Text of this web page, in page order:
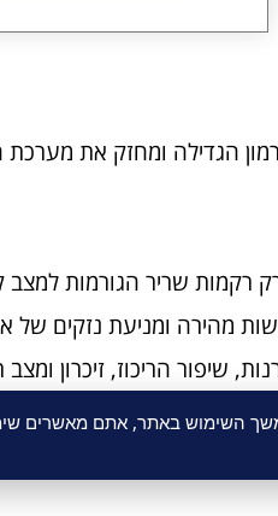
הגדילה ומחזק את מערכת
רקמות שריר הגורמות למצב
מהירה ומניעת נזקים של
שיפור הריכוז, זיכרון ומצב
להתפתחות הגוף ומעלה רמת
השימוש באתר, אתם מאשרים